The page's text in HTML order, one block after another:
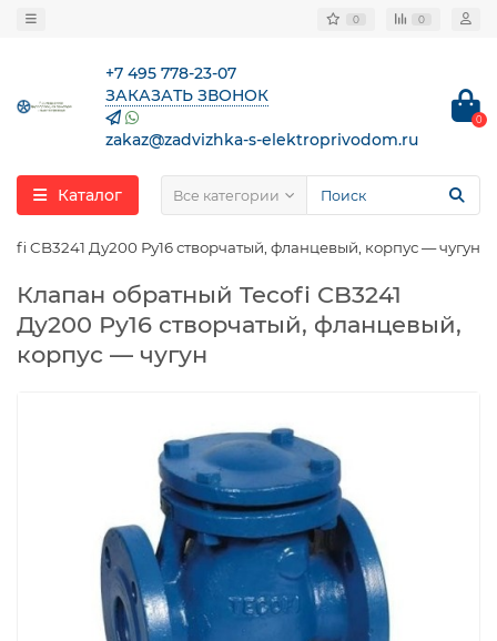
0 0
+7 495 778-23-07
ЗАКАЗАТЬ ЗВОНОК
zakaz@zadvizhka-s-elektroprivodom.ru
0
Каталог Все категории
CB3241 Ду200 Ру16 створчатый, фланцевый, корпус — чугун
Клапан обратный Tecofi CB3241
Ду200 Ру16 створчатый, фланцевый,
корпус — чугун